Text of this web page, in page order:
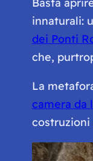
innaturali:
dei Ponti
che,
La
camera da
costruzioni